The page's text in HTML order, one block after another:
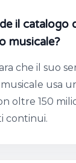
il catalogo
musicale?
che il suo
usa
oltre 150
continui.